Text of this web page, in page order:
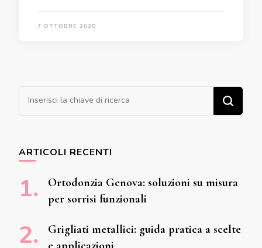
7 OTTOBRE 2020
Cerchi qualcosa?
ARTICOLI RECENTI
Ortodonzia Genova: soluzioni su misura
per sorrisi funzionali
Grigliati metallici: guida pratica a scelte